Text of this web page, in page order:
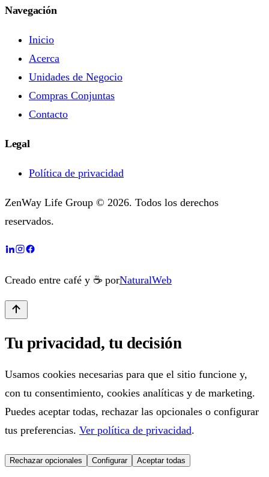
Navegación
Inicio
Acerca
Unidades de Negocio
Compras Conjuntas
Contacto
Legal
Política de privacidad
ZenWay Life Group © 2026. Todos los derechos
reservados.
Creado entre café y ☕ porNaturalWeb
Tu privacidad, tu decisión
Usamos cookies necesarias para que el sitio funcione y,
con tu consentimiento, cookies analíticas y de marketing.
Puedes aceptar todas, rechazar las opcionales o configurar
tus preferencias. Ver política de privacidad.
Rechazar opcionales Configurar Aceptar todas